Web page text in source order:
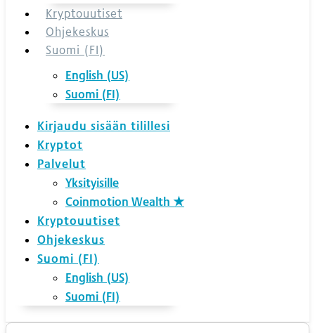
Kryptouutiset
Ohjekeskus
Suomi (FI)
English (US)
Suomi (FI)
Kirjaudu sisään tilillesi
Kryptot
Palvelut
Yksityisille
Coinmotion Wealth ★
Kryptouutiset
Ohjekeskus
Suomi (FI)
English (US)
Suomi (FI)